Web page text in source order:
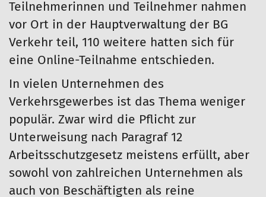
Teilnehmerinnen und Teilnehmer nahmen
vor Ort in der Hauptverwaltung der BG
Verkehr teil, 110 weitere hatten sich für
eine Online-Teilnahme entschieden.
In vielen Unternehmen des
Verkehrsgewerbes ist das Thema weniger
populär. Zwar wird die Pflicht zur
Unterweisung nach Paragraf 12
Arbeitsschutzgesetz meistens erfüllt, aber
sowohl von zahlreichen Unternehmen als
auch von Beschäftigten als reine